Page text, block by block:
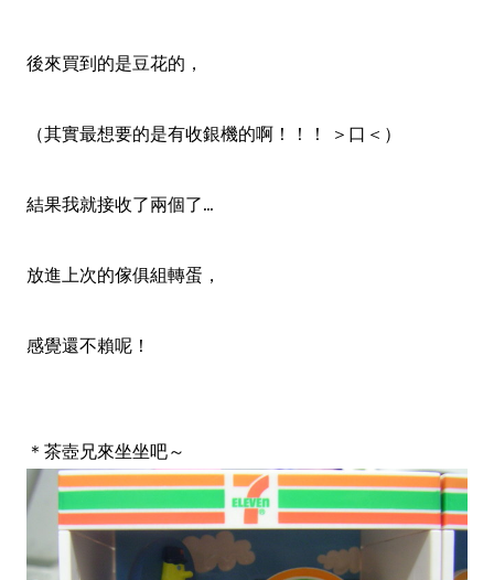
後來買到的是豆花的，
（其實最想要的是有收銀機的啊！！！ ＞口＜）
結果我就接收了兩個了...
放進上次的傢俱組轉蛋，
感覺還不賴呢！
＊茶壺兄來坐坐吧～